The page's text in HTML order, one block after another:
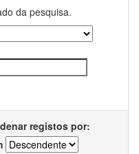
da pesquisa.
registos por: